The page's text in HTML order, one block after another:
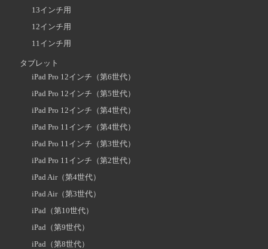
13インチ用
12インチ用
11インチ用
タブレット
iPad Pro 12インチ（第6世代）
iPad Pro 12インチ（第5世代）
iPad Pro 12インチ（第4世代）
iPad Pro 11インチ（第4世代）
iPad Pro 11インチ（第3世代）
iPad Pro 11インチ（第2世代）
iPad Air（第4世代）
iPad Air（第3世代）
iPad（第10世代）
iPad（第9世代）
iPad（第8世代）